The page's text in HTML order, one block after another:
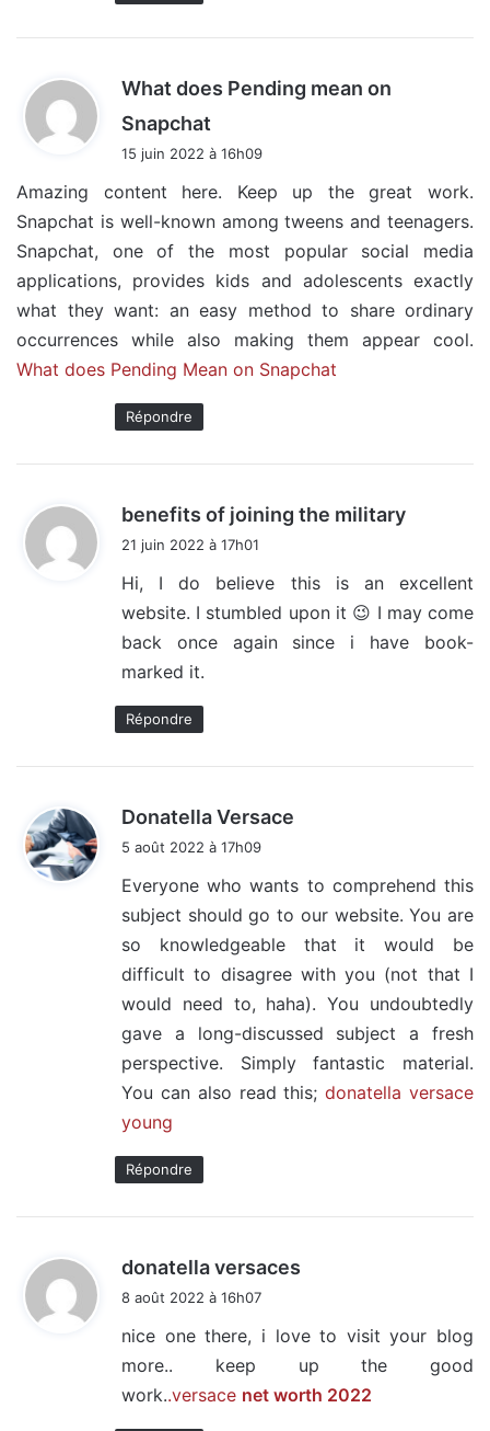
What does Pending mean on
Snapchat
i
:
15 juin 2022 à 16h09
Amazing content here. Keep up the great work.
Snapchat is well-known among tweens and teenagers.
Snapchat, one of the most popular social media
applications, provides kids and adolescents exactly
what they want: an easy method to share ordinary
occurrences while also making them appear cool.
What does Pending Mean on Snapchat
Répondre
benefits of joining the military
:
21 juin 2022 à 17h01
Hi, I do believe this is an excellent
website. I stumbled upon it 😉 I may come
back once again since i have book-
marked it.
Répondre
Donatella Versace
5 août 2022 à 17h09
Everyone who wants to comprehend this
subject should go to our website. You are
so knowledgeable that it would be
difficult to disagree with you (not that I
would need to, haha). You undoubtedly
gave a long-discussed subject a fresh
perspective. Simply fantastic material.
You can also read this;donatella versace
young
Répondre
donatella versaces
:
8 août 2022 à 16h07
nice one there, i love to visit your blog
more.. keep up the good
work..versace net worth 2022